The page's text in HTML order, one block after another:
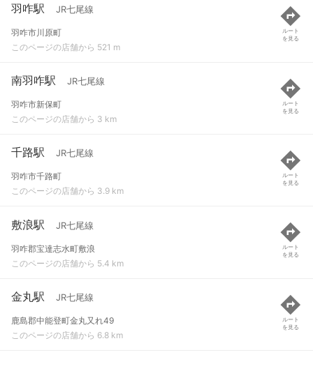
羽咋駅 JR七尾線
羽咋市川原町
このページの店舗から 521 m
ルート
を見る
南羽咋駅 JR七尾線
羽咋市新保町
このページの店舗から 3 km
ルート
を見る
千路駅 JR七尾線
羽咋市千路町
このページの店舗から 3.9 km
ルート
を見る
敷浪駅 JR七尾線
羽咋郡宝達志水町敷浪
このページの店舗から 5.4 km
ルート
を見る
金丸駅 JR七尾線
鹿島郡中能登町金丸又れ49
このページの店舗から 6.8 km
ルート
を見る